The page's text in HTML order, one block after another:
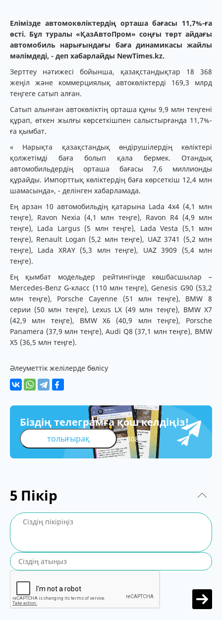
Елімізде автомокөліктердің орташа бағасы 11,7%-ға
өсті. Бұл туралы «ҚазАвтоПром» соңғы төрт айдағы
автомобиль нарығындағы баға динамикасы жайлы
мәлімдеді, - деп хабарлайды NewTimes.kz.
Зерттеу нәтижесі бойынша, қазақстандықтар 18 368
жеңіл және коммерциялық автокөліктерді 169,3 млрд
теңгеге сатып алған.
Сатып алынған автокөліктің орташа құны 9,9 млн теңгені
құрап, өткен жылғы көрсеткішпен салыстырғанда 11,7%-
ға қымбат.
« Нарықта қазақстандық өндірушілердің көліктері
қолжетімді баға болып қала бермек. Отандық
автомобильдердің орташа бағасы 7,6 миллионды
құрайды. Импорттық көліктердің баға көрсеткіш 12,4 млн
шамасында», - делінген хабарламада.
Ең арзан 10 автомобильдің қатарына Lada 4x4 (4,1 млн
теңге), Ravon Nexia (4,1 млн теңге), Ravon R4 (4,9 млн
теңге), Lada Largus (5 млн теңге), Lada Vesta (5,1 млн
теңге), Renault Logan (5,2 млн теңге), UAZ 3741 (5,2 млн
теңге), Lada XRAY (5,3 млн теңге), UAZ 3909 (5,4 млн
теңге).
Ең қымбат модельдер рейтингінде көшбасшылар –
Mercedes-Benz G-класс (110 млн теңге), Genesis G90 (53,2
млн теңге), Porsche Cayenne (51 млн теңге), BMW 8
серии (50 млн теңге), Lexus LX (49 млн теңге), BMW X7
(42,9 млн теңге), BMW X6 (40,9 млн теңге), Porsche
Panamera (37,9 млн теңге), Audi Q8 (37,1 млн теңге), BMW
X5 (36,5 млн теңге).
Әлеуметтік желілерде бөлісу
Біздің телеграмға қош келдіңіз!
толығырақ 308
5 Пікір